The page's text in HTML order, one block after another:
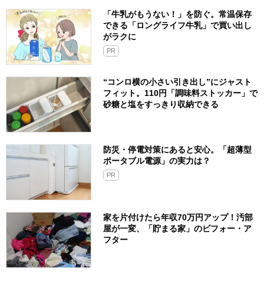
「牛乳がもうない！」を防ぐ。常温保存
できる「ロングライフ牛乳」で買い出し
がラクに
PR
“コンロ横の小さい引き出し”にジャスト
フィット。110円「調味料ストッカー」で
砂糖と塩をすっきり収納できる
防災・停電対策にあると安心。「超薄型
ポータブル電源」の実力は？​
PR
家を片付けたら年収70万円アップ！汚部
屋が一変、「貯まる家」のビフォー・ア
フター